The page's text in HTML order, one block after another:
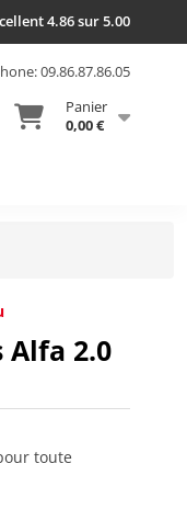
4.86 sur 5.00
09.86.87.86.05
Panier
0,00 €
2.0
toute